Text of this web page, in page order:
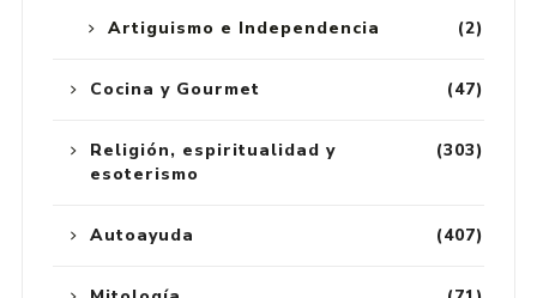
(2)
Artiguismo e Independencia
(47)
Cocina y Gourmet
(303)
Religión, espiritualidad y
esoterismo
(407)
Autoayuda